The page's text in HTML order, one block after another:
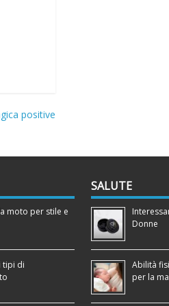
positive
moto per stile e
tipi di
SALUTE
Donne
Abilità
per la